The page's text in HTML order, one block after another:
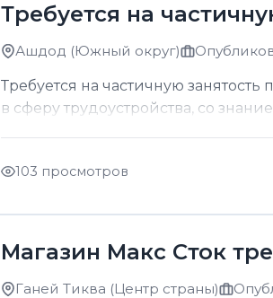
Требуется на
Ашдод (Южный округ)
Требуется на частичную
в сферу трудоустройства, со
103 просмотров
Магазин Макс Сток
Ганей Тиква (Центр страны)